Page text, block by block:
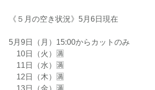
《５月の空き状況》5月6日現在
5月9日（月）15:00からカットのみ
10日（火）🈵
11日（水）🈵
12日（木）🈵
13日（金）🈵